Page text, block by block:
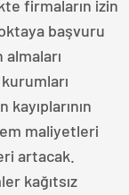
firmaların izin
başvuru
kayıplarının
maliyetleri
artacak.
kağıtsız